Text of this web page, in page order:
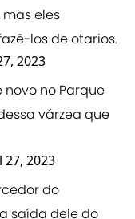
eles
los de otarios.
2023
novo no Parque
várzea que
27, 2023
do
saída dele do